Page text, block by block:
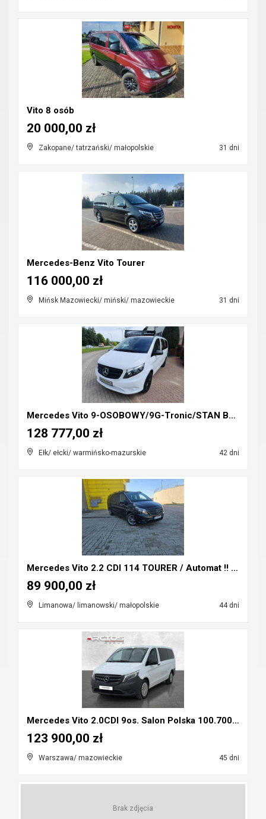
Vito 8 osób
Zakopane/ tatrzański/ małopolskie 31 dni
20 000,00 zł
Mercedes-Benz Vito Tourer
Mińsk Mazowiecki/ miński/ mazowieckie 31 dni
116 000,00 zł
Mercedes Vito 9-OSOBOWY/9G-Tronic/STAN BDB/GWARANC...
Ełk/ ełcki/ warmińsko-mazurskie 42 dni
128 777,00 zł
Mercedes Vito 2.2 CDI 114 TOURER / Automat !! Extr...
Limanowa/ limanowski/ małopolskie 44 dni
89 900,00 zł
Mercedes Vito 2.0CDI 9os. Salon Polska 100.700nett...
Warszawa/ mazowieckie 45 dni
123 900,00 zł
Brak zdjęcia